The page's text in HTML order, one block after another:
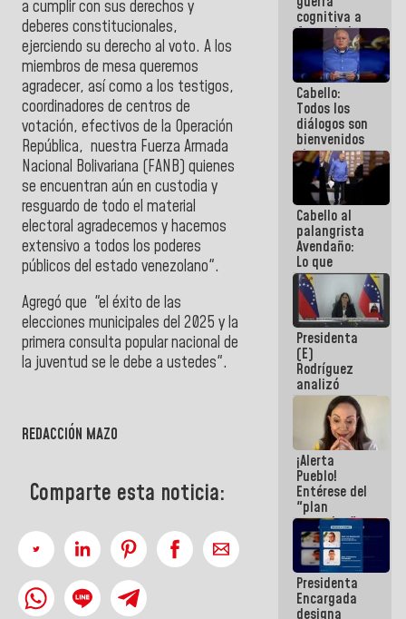
a cumplir con sus derechos y
deberes constitucionales,
ejerciendo su derecho al voto. A los
miembros de mesa queremos
agradecer, así como a los testigos,
coordinadores de centros de
votación, efectivos de la Operación
República, nuestra Fuerza Armada
Nacional Bolivariana (FANB) quienes
se encuentran aún en custodia y
resguardo de todo el material
electoral agradecemos y hacemos
extensivo a todos los poderes
públicos del estado venezolano".
Agregó que "el éxito de las
elecciones municipales del 2025 y la
primera consulta popular nacional de
la juventud se le debe a ustedes".
REDACCIÓN MAZO
Comparte esta noticia:
Maiquetía
cognitiva a
favor de la
narrativa
hegemónica?
(1)
Cabello:
Todos los
diálogos son
bienvenidos
siempre que
estén en el
marco de la
Constitución
de la
República
Cabello al
palangrista
Avendaño:
Lo que
vayas a
escribir
hazlo hoy
por que no
sabemos si
la semana
que viene
hay
programa
Presidenta
(E)
Rodríguez
analizó
junto a
gobernadores
planes de
recuperación
del Sistema
Eléctrico
Nacional
¡Alerta
Pueblo!
Entérese del
"plan
enjambre"
de La Sayo
para
sabotear el
diálogo y
promover el
Presidenta
Encargada
designa